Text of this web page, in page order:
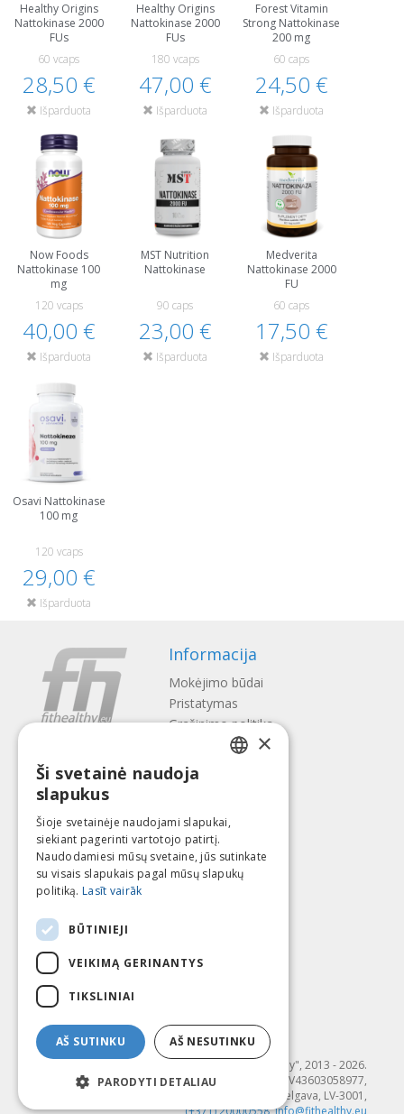
Healthy Origins
Nattokinase 2000
FUs
60 vcaps
28,50 €
Išparduota
Healthy Origins
Nattokinase 2000
FUs
180 vcaps
47,00 €
Išparduota
Forest Vitamin
Strong Nattokinase
200 mg
60 caps
24,50 €
Išparduota
Now Foods
Nattokinase 100
mg
120 vcaps
40,00 €
Išparduota
MST Nutrition
Nattokinase
90 caps
23,00 €
Išparduota
Medverita
Nattokinase 2000
FU
60 caps
17,50 €
Išparduota
Osavi Nattokinase
100 mg
120 vcaps
29,00 €
Išparduota
Informacija
Mokėjimo būdai
Pristatymas
Gražinimo politika
Apie mus
Kontaktai
Privatumo politika
Sekite mus Surask mus
Mokėti su
© SIA "Fit & Healthy", 2013 - 2026.
"FIT & HEALTHY" SIA, Reģ. nr. LV43603058977,
Dambja 4-20, Jelgava, LV-3001,
(+371) 20000558,info@fithealthy.eu
LITHUANIAN
ESTONIAN
×
Ši svetainė naudoja
slapukus
Šioje svetainėje naudojami slapukai,
siekiant pagerinti vartotojo patirtį.
Naudodamiesi mūsų svetaine, jūs sutinkate
su visais slapukais pagal mūsų slapukų
politiką. Lasīt vairāk
BŪTINIEJI
VEIKIMĄ GERINANTYS
TIKSLINIAI
AŠ SUTINKU AŠ NESUTINKU
PARODYTI DETALIAU